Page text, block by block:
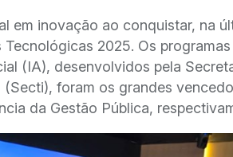
em inovação ao conquistar, na
2025. Os programas
(IA), desenvolvidos pela
foram os grandes
da Gestão Pública,